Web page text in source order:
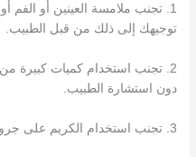
1. تجنب ملامسة العينين أو الفم
توجيهك إلى ذلك من قبل الطبيب.
2. تجنب استخدام كميات كبيرة
دون استشارة الطبيب.
3. تجنب استخدام الكريم على جروح مفتوحة أو جروح عميقة.